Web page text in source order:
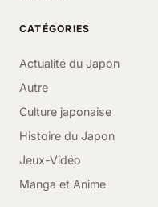
CATÉGORIES
Actualité du Japon
Autre
Culture japonaise
Histoire du Japon
Jeux-Vidéo
Manga et Anime